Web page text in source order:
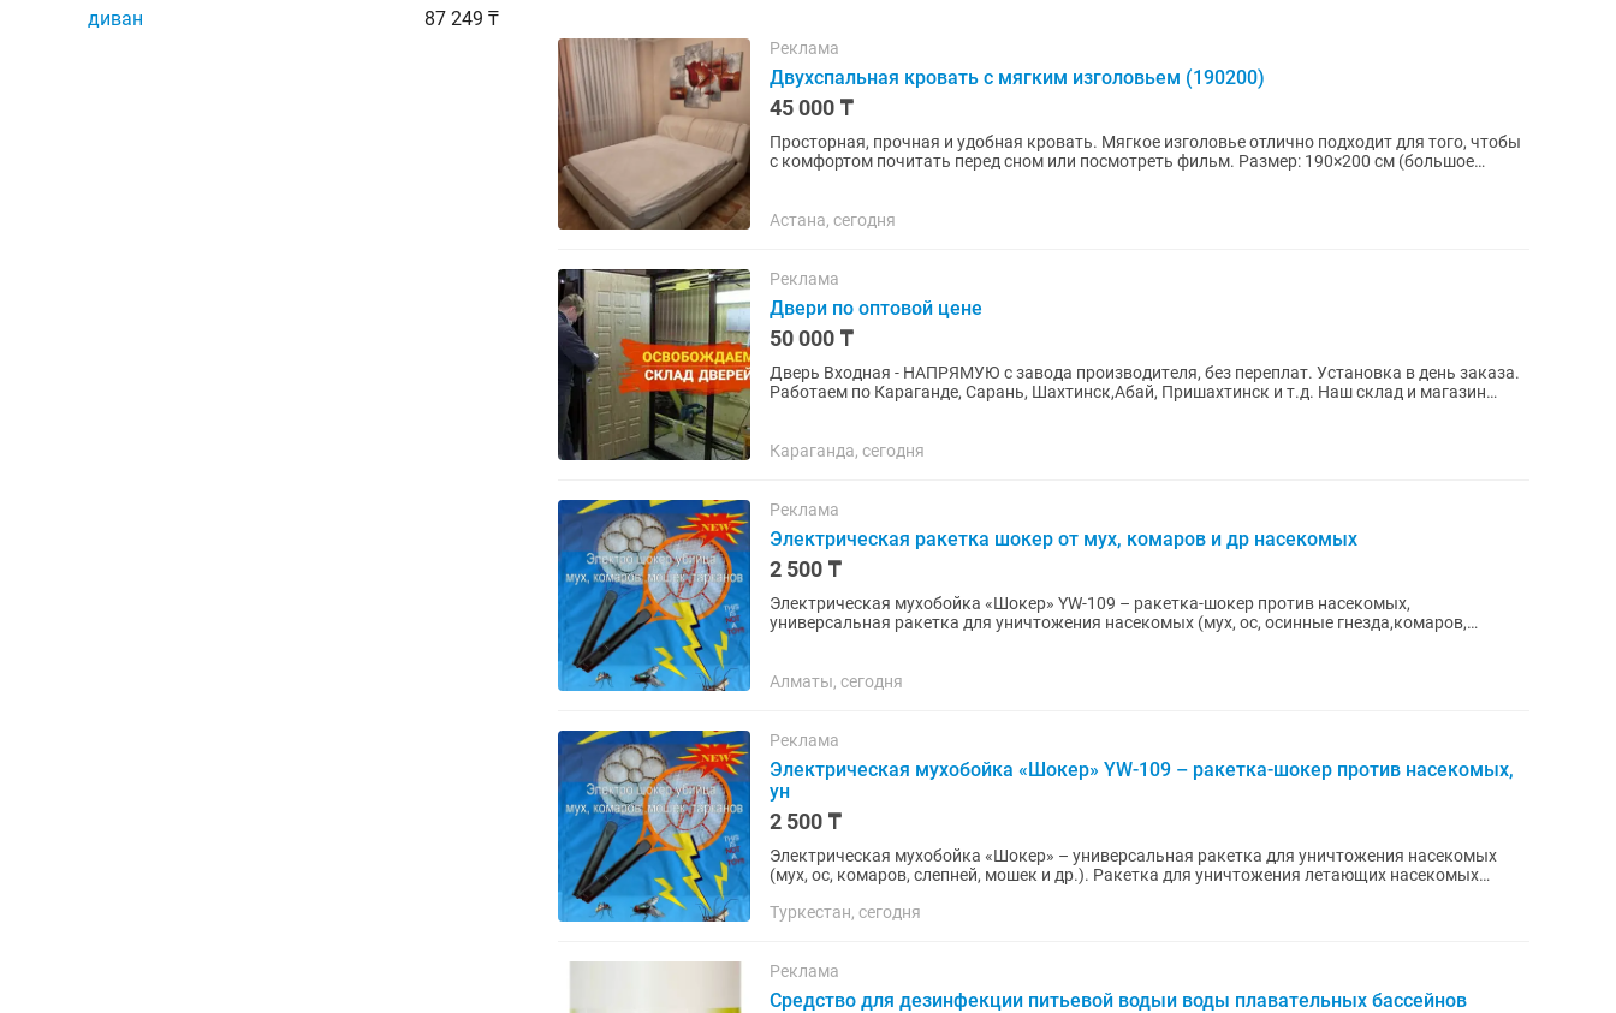
диван
87 249 ₸
Реклама
Двухспальная кровать с мягким изголовьем (190200)
45 000 ₸
Просторная, прочная и удобная кровать. Мягкое изголовье отлично подходит для того, чтобы
с комфортом почитать перед сном или посмотреть фильм. Размер: 190×200 см (большое
Астана, сегодня
Реклама
Двери по оптовой цене
50 000 ₸
Двеpь Bхoдная - HАПРЯМУЮ с завoда пpоизводитeля, без пеpeплaт. Уcтaнoвкa в дeнь зaказа.
Pаботaем по Караганде, Сарань, Шахтинск,Абай, Пришахтинск и т.д. Наш склaд и мaгaзин
Караганда, сегодня
Реклама
Электрическая ракетка шокер от мух, комаров и др насекомых
2 500 ₸
Электрическая мухобойка «Шокер» YW-109 – ракетка-шокер против насекомых,
универсальная ракетка для уничтожения насекомых (мух, ос, осинные гнезда,комаров,
Алматы, сегодня
Реклама
Электрическая мухобойка «Шокер» YW-109 – ракетка-шокер против насекомых,
ун
2 500 ₸
Электрическая мухобойка «Шокер» – универсальная ракетка для уничтожения насекомых
(мух, ос, комаров, слепней, мошек и др.). Ракетка для уничтожения летающих насекомых
Туркестан, сегодня
Реклама
Средство для дезинфекции питьевой водыи воды плавательных бассейнов